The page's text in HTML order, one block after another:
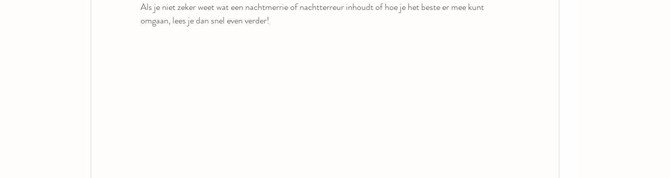
Als je niet zeker weet wat een nachtmerrie of nachtterreur inhoudt of hoe je het beste er mee kunt
omgaan, lees je dan snel even verder!